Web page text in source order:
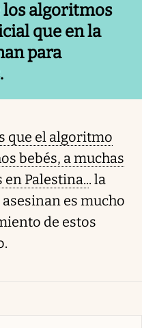
los algoritmos
que en la
para
que el algoritmo
bebés, a muchas
Palestina... la
es mucho
de estos